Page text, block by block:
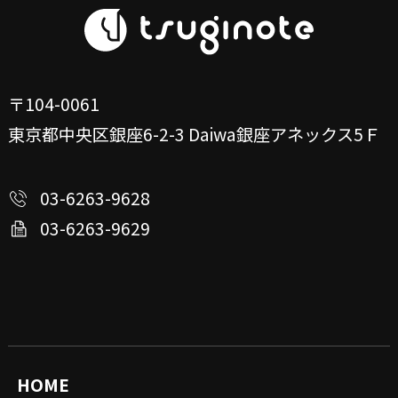
〒104-0061
東京都中央区銀座6-2-3 Daiwa銀座アネックス5Ｆ
03-6263-9628
03-6263-9629
HOME